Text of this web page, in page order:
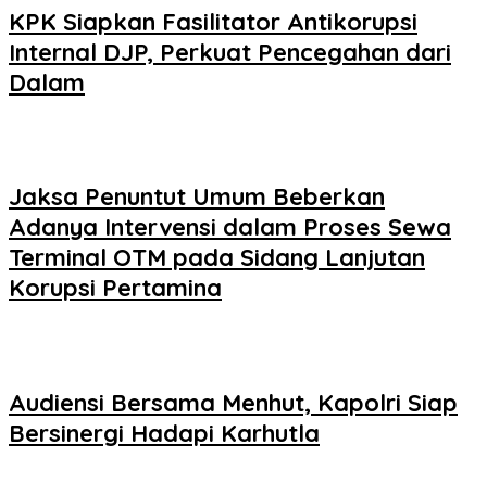
KPK Siapkan Fasilitator Antikorupsi
Internal DJP, Perkuat Pencegahan dari
Dalam
Jaksa Penuntut Umum Beberkan
Adanya Intervensi dalam Proses Sewa
Terminal OTM pada Sidang Lanjutan
Korupsi Pertamina
Audiensi Bersama Menhut, Kapolri Siap
Bersinergi Hadapi Karhutla